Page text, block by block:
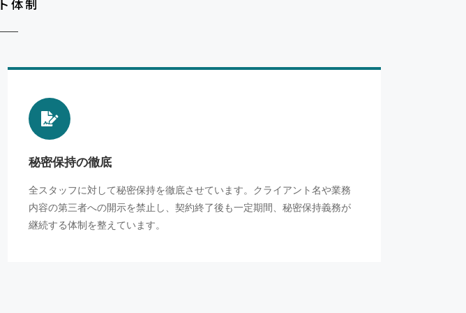
体制
秘密保持の徹底
全スタッフに対して秘密保持を徹底させています。クライアント名や業務
内容の第三者への開示を禁止し、契約終了後も一定期間、秘密保持義務が
継続する体制を整えています。